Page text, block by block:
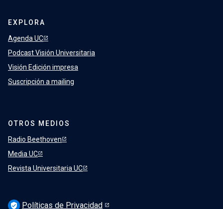
EXPLORA
Agenda UC
Podcast Visión Universitaria
Visión Edición impresa
Suscripción a mailing
OTROS MEDIOS
Radio Beethoven
Media UC
Revista Universitaria UC
verified_user Políticas de Privacidad